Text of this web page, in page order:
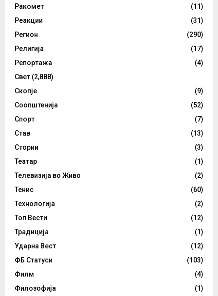
Ракомет
(11)
Реакции
(31)
Регион
(290)
Религија
(17)
Репортажа
(4)
Свет (2,888)
Скопје
(9)
Соопштенија
(52)
Спорт
(7)
Став
(13)
Стории
(3)
Театар
(1)
Телевизија во Живо
(2)
Тенис
(60)
Технологија
(2)
Топ Вести
(12)
Традиција
(1)
Ударна Вест
(12)
ФБ Статуси
(103)
Филм
(4)
Филозофија
(1)